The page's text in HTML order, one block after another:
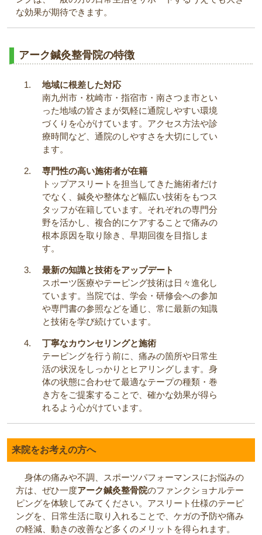
な効果が期待できます。
アーク鍼灸整骨院の特徴
地域に根差した対応
南九州市・枕崎市・指宿市・南さつま市とい
った地域の皆さまが気軽に通院しやすい環境
づくりを心がけています。アクセス方法や診
療時間など、通院のしやすさを大切にしてい
ます。
専門性の高い施術者が在籍
トップアスリートを担当してきた施術者だけ
でなく、鍼灸や整体など幅広い技術をもつス
タッフが在籍しています。それぞれの専門分
野を活かし、複合的にケアすることで痛みの
根本原因を取り除き、早期回復を目指しま
す。
最新の知識と技術をアップデート
スポーツ医療やテーピング技術は日々進化し
ています。当院では、学会・研修会への参加
や専門書の参照などを通じ、常に最新の知識
と技術を学び続けています。
丁寧なカウンセリングと施術
テーピングを行う前に、痛みの箇所や日常生
活の状況をしっかりとヒアリングします。身
体の状態に合わせて最適なテープの種類・巻
き方をご提案することで、確かな効果が得ら
れるよう心がけています。
来院をお考えの方へ
身体の痛みや不調、スポーツパフォーマンスにお悩みの
方は、ぜひ一度アーク鍼灸整骨院のファンクショナルテー
ピングを体験してみてください。アスリート仕様のテーピ
ングを、日常生活に取り入れることで、ケガの予防や痛み
の軽減、動きの改善など多くのメリットを得られます。